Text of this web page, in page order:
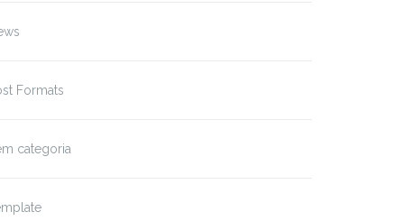
Formats
categoria